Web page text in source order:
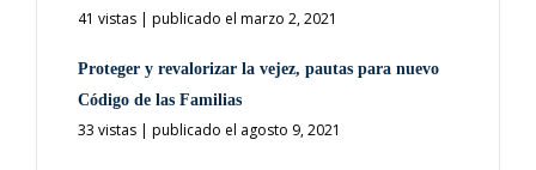
41 vistas | publicado el marzo 2, 2021
Proteger y revalorizar la vejez, pautas para nuevo
Código de las Familias
33 vistas | publicado el agosto 9, 2021